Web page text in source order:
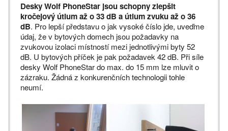
Desky Wolf PhoneStar jsou schopny zlepšit
kročejový útlum až o 33 dB a útlum zvuku až o 36
dB. Pro lepší představu o jak vysoké číslo jde, uveďme
údaj, že v bytových domech jsou požadavky na
zvukovou izolaci místností mezi jednotlivými byty 52
dB. U bytových příček je pak požadavek 42 dB. Při síle
desky Wolf PhoneStar do max. do 15 mm lze mluvit o
zázraku. Žádná z konkurenčních technologii tohle
neumí.